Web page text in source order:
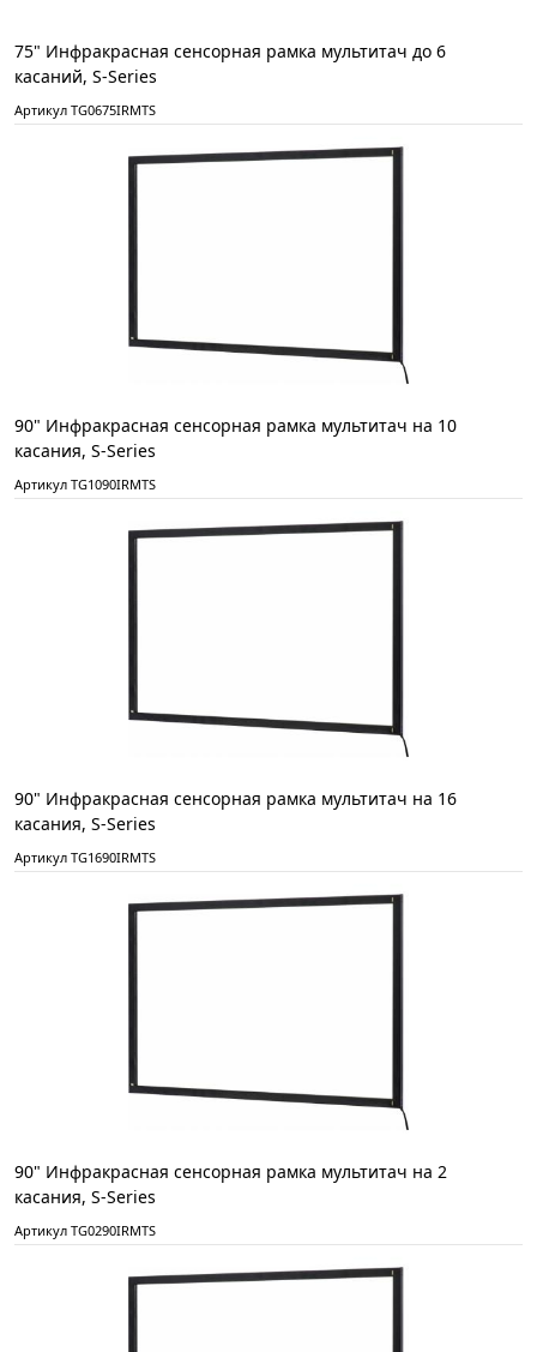
75" Инфракрасная сенсорная рамка мультитач до 6
касаний, S-Series
Артикул TG0675IRMTS
90" Инфракрасная сенсорная рамка мультитач на 10
касания, S-Series
Артикул TG1090IRMTS
90" Инфракрасная сенсорная рамка мультитач на 16
касания, S-Series
Артикул TG1690IRMTS
90" Инфракрасная сенсорная рамка мультитач на 2
касания, S-Series
Артикул TG0290IRMTS